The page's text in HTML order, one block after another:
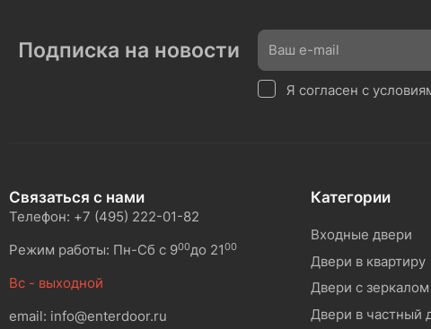
Подписка на новости
Я согласен с
Связаться с нами
Телефон: +7 (495) 222-01-82
Режим работы: Пн-Сб с 900до 2100
Вс - выходной
email: info@enterdoor.ru
Категории
Входные двери
Двери в квартиру
Двери с зеркалом
Двери в частный